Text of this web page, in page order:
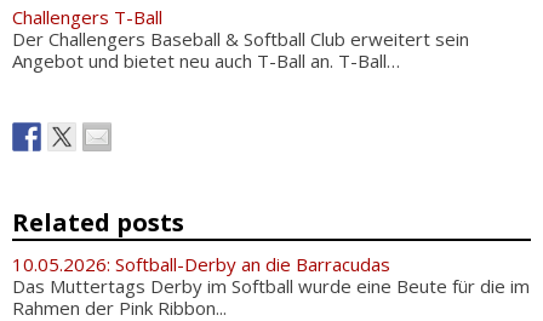
Challengers T-Ball
Der Challengers Baseball & Softball Club erweitert sein
Angebot und bietet neu auch T-Ball an. T-Ball…
Related posts
10.05.2026: Softball-Derby an die Barracudas
Das Muttertags Derby im Softball wurde eine Beute für die im
Rahmen der Pink Ribbon...